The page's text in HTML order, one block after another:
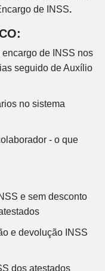
de INSS.
de INSS nos
seguido de Auxílio
no sistema
- o que
e sem desconto
e devolução INSS
dos atestados